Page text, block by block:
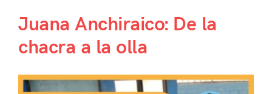
Juana Anchiraico: De la
chacra a la olla